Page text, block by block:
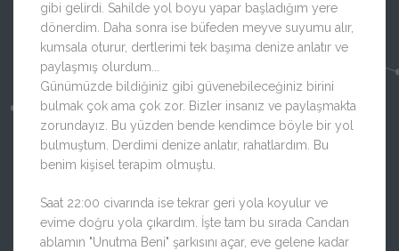
gibi gelirdi. Sahilde yol boyu yapar başladığım yere
dönerdim. Daha sonra ise büfeden meyve suyumu alır,
kumsala oturur, dertlerimi tek başıma denize anlatır ve
paylaşmış olurdum...
Günümüzde bildiğiniz gibi güvenebileceğiniz birini
bulmak çok ama çok zor. Bizler insanız ve paylaşmakta
zorundayız. Bu yüzden bende kendimce böyle bir yol
bulmuştum. Derdimi denize anlatır, rahatlardım. Bu
benim kişisel terapim olmuştu.
Saat 22:00 civarında ise tekrar geri yola koyulur ve
evime doğru yola çıkardım. İşte tam bu sırada Candan
ablamın "Unutma Beni" şarkısını açar, eve gelene kadar